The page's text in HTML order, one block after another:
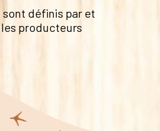
sont définis par et
producteurs